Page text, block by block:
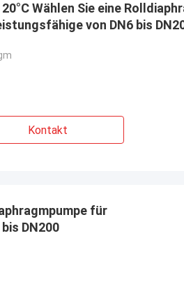
Wählen Sie eine
von DN6 bis
Kontakt
für
DN200